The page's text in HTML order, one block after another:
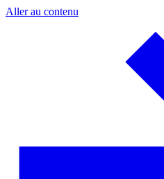
Aller au contenu